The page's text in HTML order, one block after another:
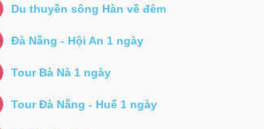
Du thuyền sông Hàn về đêm
Đà Nẵng - Hội An 1 ngày
Tour Bà Nà 1 ngày
Tour Đà Nẵng - Huế 1 ngày